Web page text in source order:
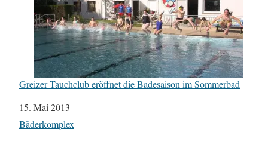
Greizer Tauchclub eröffnet die Badesaison im Sommerbad
Datum
15. Mai 2013
In Bezug auf
Bäderkomplex